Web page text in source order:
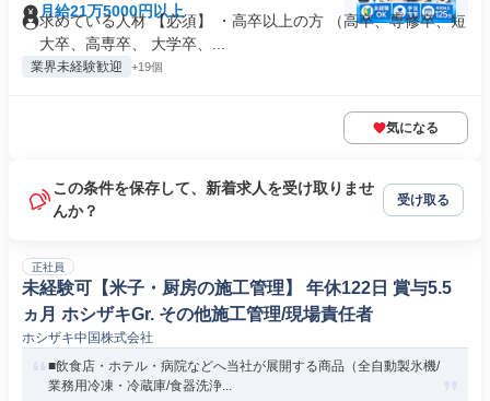
月給21万5000円以上
求めている人材 【必須】 ・高卒以上の方 （高卒、専修卒、短
大卒、高専卒、 大学卒、...
業界未経験歓迎 +19個
気になる
この条件を保存して、新着求人を受け取りませ
んか？
受け取る
正社員
未経験可【米子・厨房の施工管理】 年休122日 賞与5.5
ヵ月 ホシザキGr. その他施工管理/現場責任者
ホシザキ中国株式会社
■飲食店・ホテル・病院などへ当社が展開する商品（全自動製氷機/
業務用冷凍・冷蔵庫/食器洗浄...